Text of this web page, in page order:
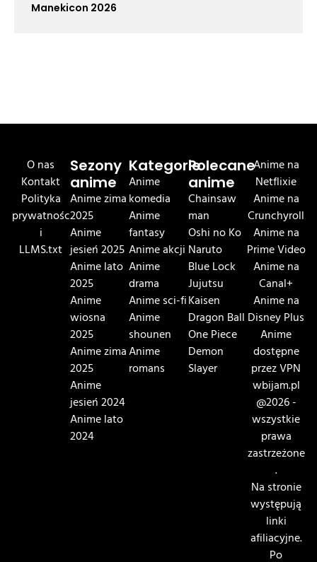
Manekicon 2026
O nas
Kontakt
Polityka
prywatnośc
i
LLMS.txt
Sezony
anime
Anime zima
2025
Anime
jesień 2025
Anime lato
2025
Anime
wiosna
2025
Anime zima
2025
Anime
jesień 2024
Anime lato
2024
Kategorie
Anime
komedia
Anime
fantasy
Anime akcji
Anime
drama
Anime sci-fi
Anime
shounen
Anime
romans
Polecane
anime
Chainsaw
man
Oshi no Ko
Naruto
Blue Lock
Jujutsu
Kaisen
Dragon Ball
One Piece
Demon
Slayer
Anime na
Netflixie
Anime na
Crunchyroll
Anime na
Prime Video
Anime na
Canal+
Anime na
Disney Plus
Anime
dostępne
przez VPN
wbijam.pl
@2026 -
wszystkie
prawa
zastrzeżone
.
Na stronie
występują
linki
afiliacyjne.
Po